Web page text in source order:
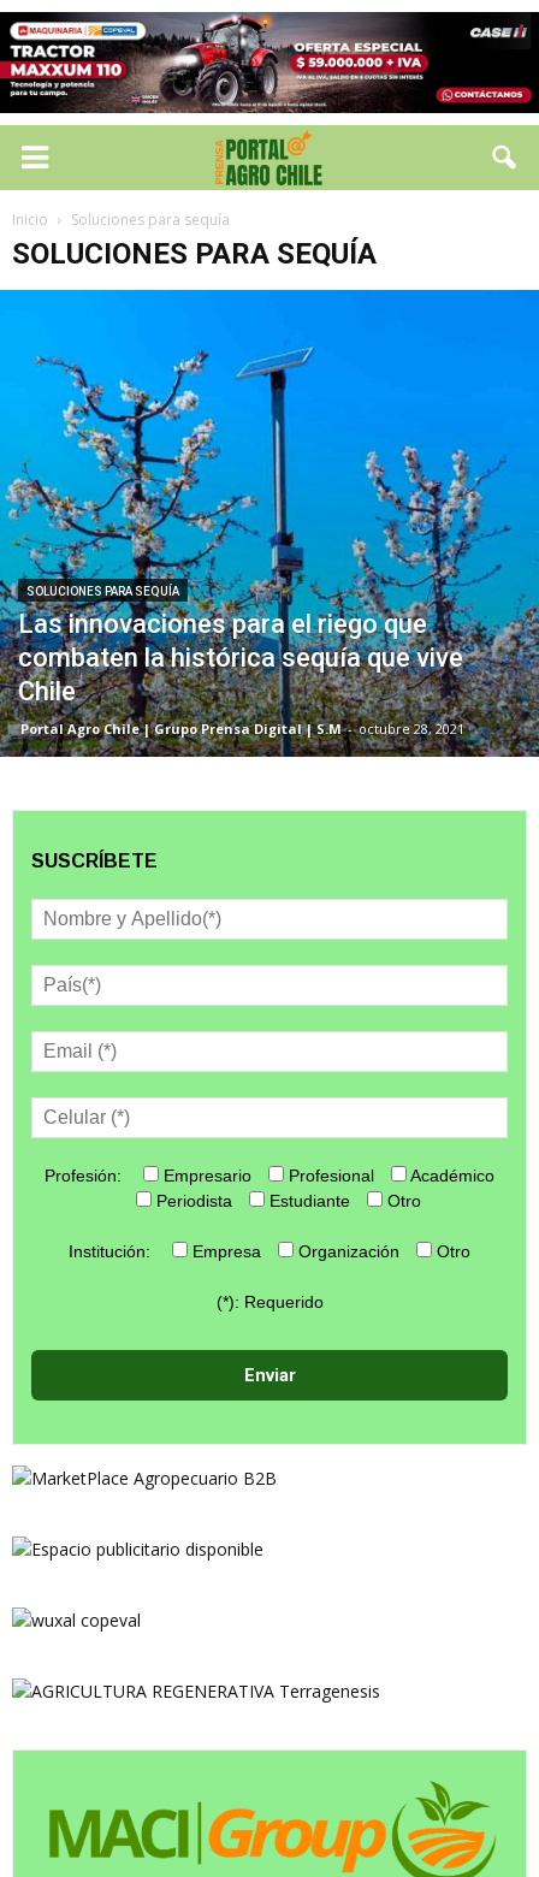
Inicio Soluciones para sequía
SOLUCIONES PARA SEQUÍA
SOLUCIONES PARA SEQUÍA
Las innovaciones para el riego que
combaten la histórica sequía que vive
Chile
Portal Agro Chile | Grupo Prensa Digital | S.M - octubre 28, 2021
SUSCRÍBETE
Profesión: Empresario Profesional
Académico
Periodista
Estudiante Otro
Institución: Empresa Organización Otro
(*): Requerido